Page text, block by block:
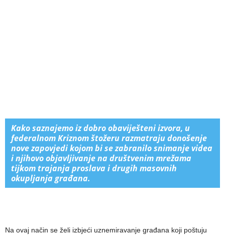
Kako saznajemo iz dobro obaviješteni izvora, u
federalnom Kriznom štožeru razmatraju donošenje
nove zapovjedi kojom bi se zabranilo snimanje videa
i njihovo objavljivanje na društvenim mrežama
tijkom trajanja proslava i drugih masovnih
okupljanja građana.
Na ovaj način se želi izbjeći uznemiravanje građana koji poštuju